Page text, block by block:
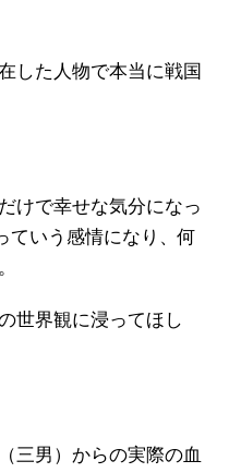
した人物で本当に戦国
けで幸せな気分になっ
ていう感情になり、何
世界観に浸ってほし
三男）からの実際の血